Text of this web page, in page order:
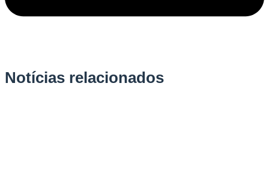
Notícias relacionados